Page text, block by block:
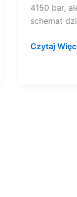
4150 bar,
schemat
Czytaj